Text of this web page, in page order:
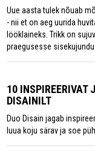
Uue aasta tulek nõuab
- nii et on aeg uurida
lööklaineks. Trikk on
praegusesse
10 INSPIREERIVAT
DISAINILT
Duo Disain jagab
luua koju särav ja soe